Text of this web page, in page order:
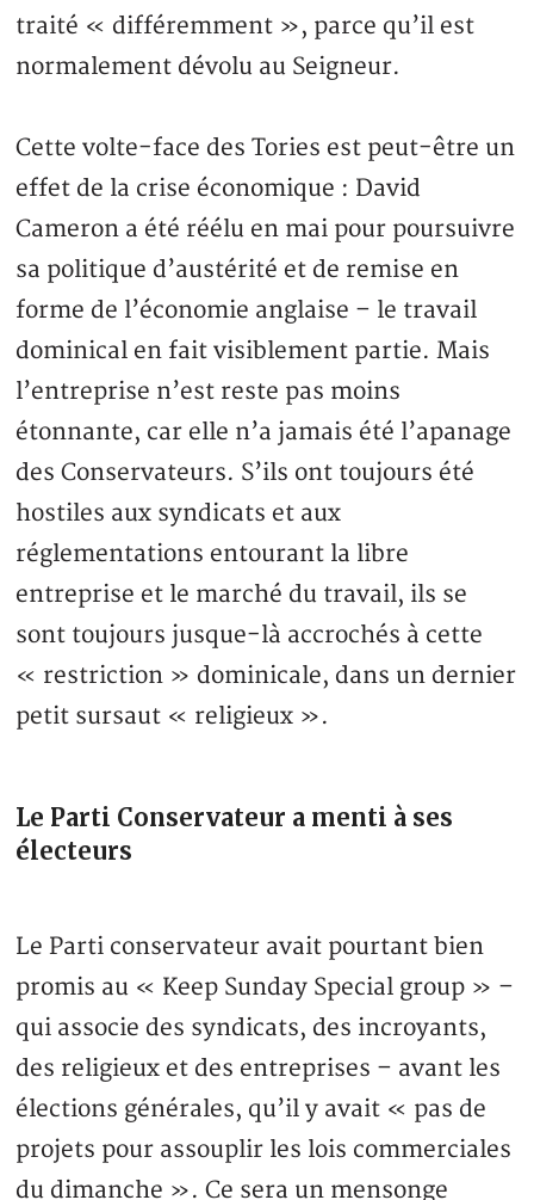
traité « différemment », parce qu’il est
normalement dévolu au Seigneur.
Cette volte-face des Tories est peut-être un
effet de la crise économique : David
Cameron a été réélu en mai pour poursuivre
sa politique d’austérité et de remise en
forme de l’économie anglaise – le travail
dominical en fait visiblement partie. Mais
l’entreprise n’est reste pas moins
étonnante, car elle n’a jamais été l’apanage
des Conservateurs. S’ils ont toujours été
hostiles aux syndicats et aux
réglementations entourant la libre
entreprise et le marché du travail, ils se
sont toujours jusque-là accrochés à cette
« restriction » dominicale, dans un dernier
petit sursaut « religieux ».
Le Parti Conservateur a menti à ses
électeurs
Le Parti conservateur avait pourtant bien
promis au « Keep Sunday Special group » –
qui associe des syndicats, des incroyants,
des religieux et des entreprises – avant les
élections générales, qu’il y avait « pas de
projets pour assouplir les lois commerciales
du dimanche ». Ce sera un mensonge